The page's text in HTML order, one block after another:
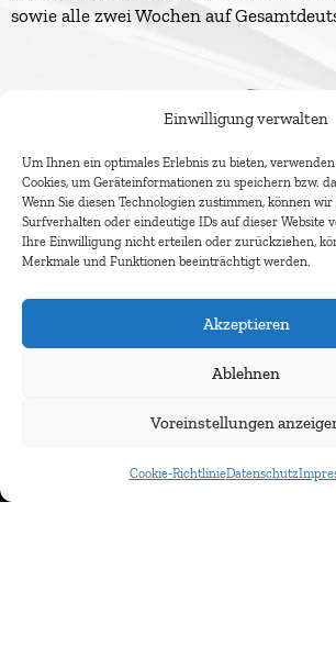
Einwilligung verwalten
Um Ihnen ein optimales Erlebnis zu bieten,
Cookies, um Geräteinformationen zu speichern bzw.
Wenn Sie diesen Technologien zustimmen, können
Surfverhalten oder eindeutige IDs auf dieser Website
Ihre Einwilligung nicht erteilen oder zurückziehen,
Merkmale und Funktionen beeinträchtigt werden.
Akzeptieren
Ablehnen
Voreinstellungen
Cookie-RichtlinieDatenschutz
sowie alle zwei Wochen auf
Newsletter